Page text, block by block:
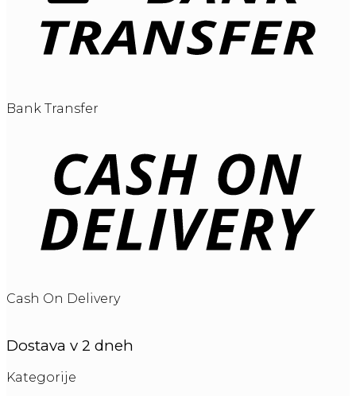
Bank Transfer
Cash On Delivery
Dostava v 2 dneh
Kategorije